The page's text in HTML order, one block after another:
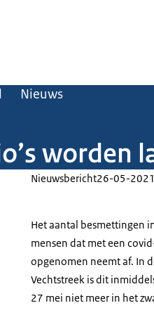
Nieuws
worden
Nieuwsbericht26-05-
Het aantal besmettingen
mensen dat met een
opgenomen neemt af. In
Vechtstreek is dit
27 mei niet meer in het